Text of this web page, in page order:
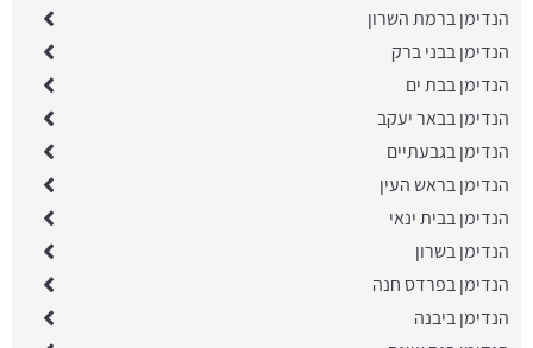
הנדימן ברמת השרון
הנדימן בבני ברק
הנדימן בבת ים
הנדימן בבאר יעקב
הנדימן בגבעתיים
הנדימן בראש העין
הנדימן בבית ינאי
הנדימן בשרון
הנדימן בפרדס חנה
הנדימן ביבנה